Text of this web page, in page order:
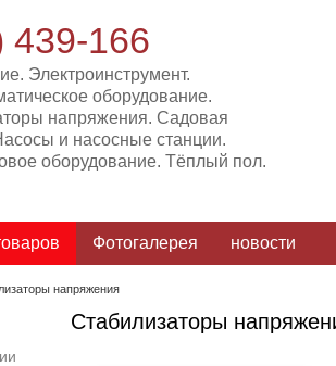
439-166
Электроинструмент.
оборудование.
напряжения. Садовая
и насосные станции.
оборудование. Тёплый пол.
Фотогалерея новости
напряжения
Стабилизаторы